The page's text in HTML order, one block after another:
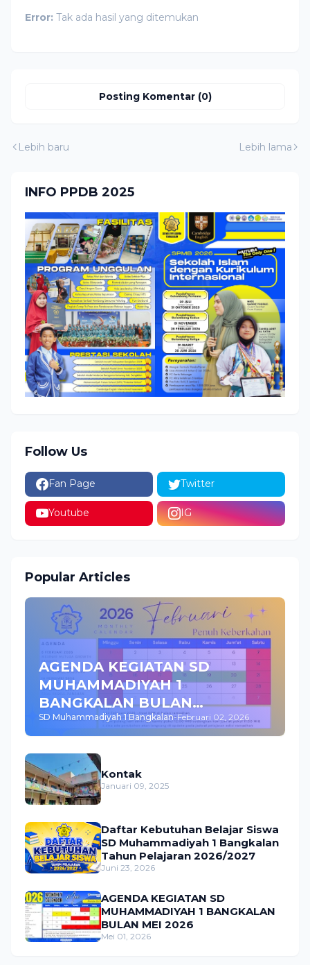
Error: Tak ada hasil yang ditemukan
Posting Komentar (0)
Lebih baru Lebih lama
INFO PPDB 2025
Follow Us
Fan Page Twitter
Youtube IG
Popular Articles
AGENDA KEGIATAN SD
MUHAMMADIYAH 1
BANGKALAN BULAN
FEBRUARI 2026
SD Muhammadiyah 1 Bangkalan-Februari 02, 2026
Kontak
Januari 09, 2025
Daftar Kebutuhan Belajar Siswa
SD Muhammadiyah 1 Bangkalan
Tahun Pelajaran 2026/2027
Juni 23, 2026
AGENDA KEGIATAN SD
MUHAMMADIYAH 1 BANGKALAN
BULAN MEI 2026
Mei 01, 2026